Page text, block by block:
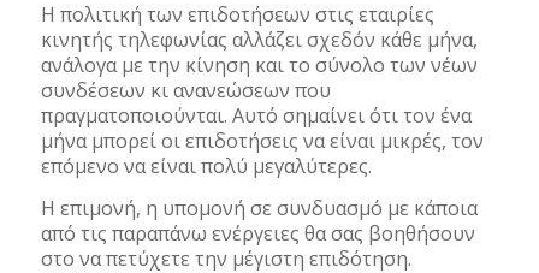
Η πολιτική των επιδοτήσεων στις εταιρίες
κινητής τηλεφωνίας αλλάζει σχεδόν κάθε μήνα,
ανάλογα με την κίνηση και το σύνολο των νέων
συνδέσεων κι ανανεώσεων που
πραγματοποιούνται. Αυτό σημαίνει ότι τον ένα
μήνα μπορεί οι επιδοτήσεις να είναι μικρές, τον
επόμενο να είναι πολύ μεγαλύτερες.
Η επιμονή, η υπομονή σε συνδυασμό με κάποια
από τις παραπάνω ενέργειες θα σας βοηθήσουν
στο να πετύχετε την μέγιστη επιδότηση.